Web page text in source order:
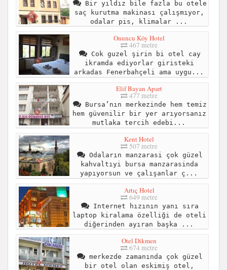
Bir yıldız bile fazla bu otele
saç kurutma makinası çalışmıyor,
odalar pis, klimalar ...
Onuncu Köy Hotel
467 metre
Cok guzel şirin bi otel cay
ikramda ediyorlar giristeki
arkadas Fenerbahçeli ama uygu...
Elif Bayan Apart
477 metre
Bursa’nın merkezinde hem temiz
hem güvenilir bir yer arıyorsanız
mutlaka tercih edebi...
Kent Hotel
507 metre
Odaların manzarasi çok güzel
kahvaltıyi bursa manzarasinda
yapıyorsun ve çalışanlar ç...
Artıç Hotel
649 metre
Internet hızının yanı sıra
laptop kiralama özelliği de oteli
diğerinden ayıran başka ...
Otel Dikmen
674 metre
merkezde zamanında çok güzel
bir otel olan eskimiş otel,